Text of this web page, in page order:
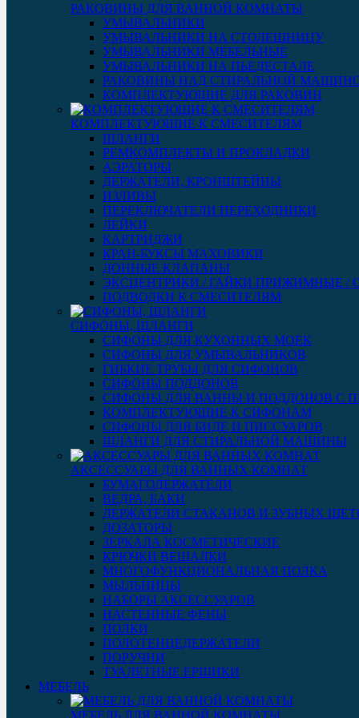
РАКОВИНЫ ДЛЯ ВАННОЙ КОМНАТЫ
УМЫВАЛЬНИКИ
УМЫВАЛЬНИКИ НА СТОЛЕШНИЦУ
УМЫВАЛЬНИКИ МЕБЕЛЬНЫЕ
УМЫВАЛЬНИКИ НА ПЬЕДЕСТАЛЕ
РАКОВИНЫ НАД СТИРАЛЬНОЙ
КОМПЛЕКТУЮЩИЕ ДЛЯ РАКОВИН
КОМПЛЕКТУЮЩИЕ К СМЕСИТЕЛЯМ
ШЛАНГИ
РЕМКОМПЛЕКТЫ И ПРОКЛАДКИ
АЭРАТОРЫ
ДЕРЖАТЕЛИ, КРОНШТЕЙНЫ
ИЗЛИВЫ
ПЕРЕКЛЮЧАТЕЛИ ПЕРЕХОДНИКИ
ЛЕЙКИ
КАРТРИДЖИ
КРАН-БУКСЫ МАХОВИКИ
ДОННЫЕ КЛАПАНЫ
ЭКСЦЕНТРИКИ / ГАЙКИ ПРИЖИМНЫЕ /
ПОДВОДКИ К СМЕСИТЕЛЯМ
СИФОНЫ, ШЛАНГИ
СИФОНЫ ДЛЯ КУХОННЫХ МОЕК
СИФОНЫ ДЛЯ УМЫВАЛЬНИКОВ
ГИБКИЕ ТРУБЫ ДЛЯ СИФОНОВ
СИФОНЫ ПОДДОНОВ
СИФОНЫ ДЛЯ ВАННЫ И ПОДДОНОВ С
КОМПЛЕКТУЮЩИЕ К СИФОНАМ
СИФОНЫ ДЛЯ БИДЕ И ПИССУАРОВ
ШЛАНГИ ДЛЯ СТИРАЛЬНОЙ МАШИНЫ
АКСЕССУАРЫ ДЛЯ ВАННЫХ КОМНАТ
БУМАГОДЕРЖАТЕЛИ
ВЕДРА, БАКИ
ДЕРЖАТЕЛИ СТАКАНОВ И ЗУБНЫХ
ДОЗАТОРЫ
ЗЕРКАЛА КОСМЕТИЧЕСКИЕ
КРЮЧКИ ВЕШАЛКИ
МНОГОФУНКЦИОНАЛЬНАЯ ПОЛКА
МЫЛЬНИЦЫ
НАБОРЫ АКСЕССУАРОВ
НАСТЕННЫЕ ФЕНЫ
ПОЛКИ
ПОЛОТЕНЦЕДЕРЖАТЕЛИ
ПОРУЧНИ
ТУАЛЕТНЫЕ ЕРШИКИ
МЕБЕЛЬ
МЕБЕЛЬ ДЛЯ ВАННОЙ КОМНАТЫ